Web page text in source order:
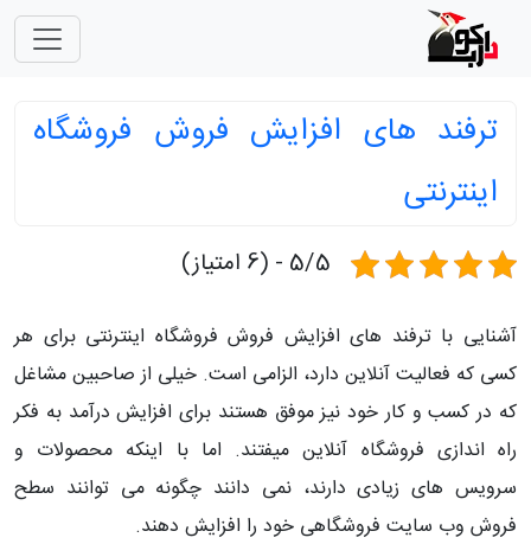
ترفند های افزایش فروش فروشگاه
اینترنتی
5/5 - (6 امتیاز)
آشنایی با ترفند های افزایش فروش فروشگاه اینترنتی برای هر
کسی که فعالیت آنلاین دارد، الزامی است. خیلی از صاحبین مشاغل
که در کسب و کار خود نیز موفق هستند برای افزایش درآمد به فکر
راه اندازی فروشگاه آنلاین میفتند. اما با اینکه محصولات و
سرویس های زیادی دارند، نمی دانند چگونه می توانند سطح
فروش وب سایت فروشگاهی خود را افزایش دهند.